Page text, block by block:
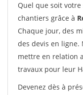
Quel que soit
chantiers grâce à
Chaque jour, des
des devis en ligne.
mettre en relation
travaux pour leur
Devenez dès à